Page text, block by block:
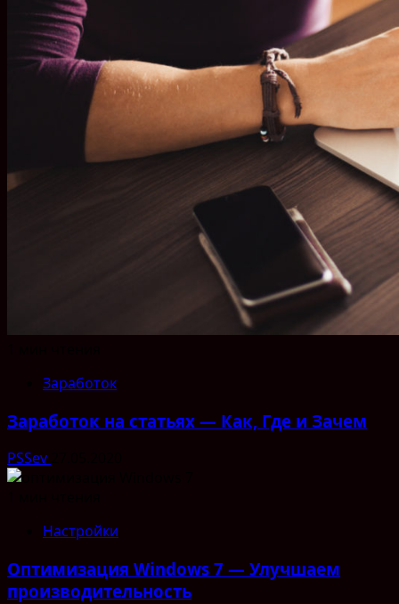
Заработок
Заработок на статьях — Как, Где и Зачем
PSSev
Настройки
Оптимизация Windows 7 — Улучшаем
производительность